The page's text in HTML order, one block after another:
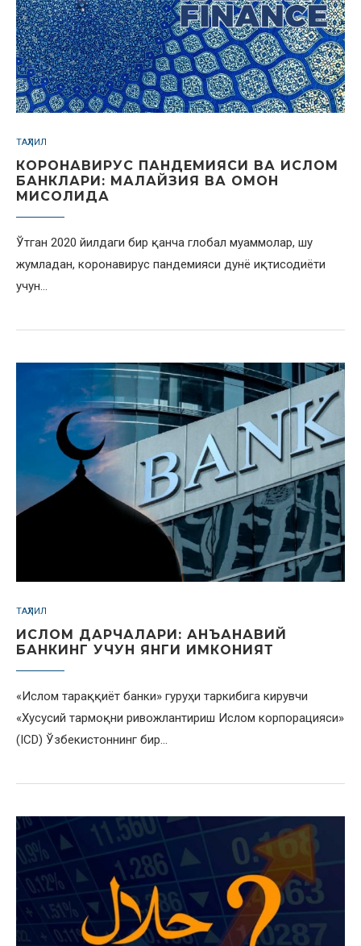
ТАҲЛИЛ
КОРОНАВИРУС ПАНДЕМИЯСИ ВА ИСЛОМ
БАНКЛАРИ: МАЛАЙЗИЯ ВА ОМОН
МИСОЛИДА
Ўтган 2020 йилдаги бир қанча глобал муаммолар, шу
жумладан, коронавирус пандемияси дунё иқтисодиёти
учун…
ТАҲЛИЛ
ИСЛОМ ДАРЧАЛАРИ: АНЪАНАВИЙ
БАНКИНГ УЧУН ЯНГИ ИМКОНИЯТ
«Ислом тараққиёт банки» гуруҳи таркибига кирувчи
«Хусусий тармоқни ривожлантириш Ислом корпорацияси»
(ICD) Ўзбекистоннинг бир…